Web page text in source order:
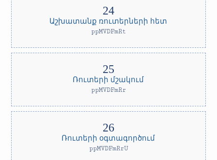
Աշխատանք ռուտերների հետ
ppMVDFmRt
Ռուտերի մշակում
ppMVDFmRr
Ռուտերի օգտագործում
ppMVDFmRrU